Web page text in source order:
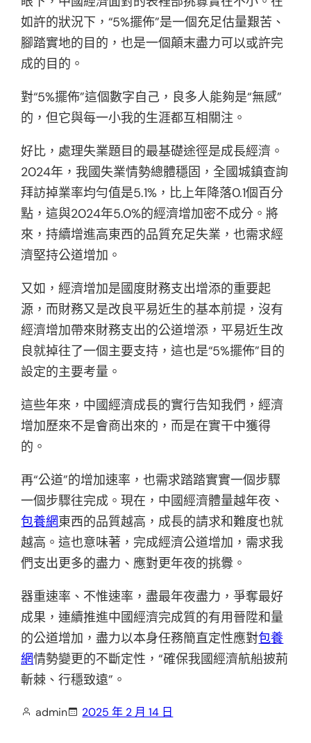
如許的狀況下，“5%擺佈”是一個充足估量艱苦、
腳踏實地的目的，也是一個顛末盡力可以或許完
成的目的。
對“5%擺佈”這個數字自己，良多人能夠是“無感”
的，但它與每一小我的生涯都互相關注。
好比，處理失業題目的最基礎途徑是成長經濟。
2024年，我國失業情勢總體穩固，全國城鎮查詢
拜訪掉業率均勻值是5.1%，比上年降落0.1個百分
點，這與2024年5.0%的經濟增加密不成分。將
來，持續增進高東西的品質充足失業，也需求經
濟堅持公道增加。
又如，經濟增加是國度財務支出增添的重要起
源，而財務又是改良平易近生的基本前提，沒有
經濟增加帶來財務支出的公道增添，平易近生改
良就掉往了一個主要支持，這也是“5%擺佈”目的
設定的主要考量。
這些年來，中國經濟成長的實行告知我們，經濟
增加歷來不是會商出來的，而是在實干中獲得
的。
再“公道”的增加速率，也需求踏踏實實一個步驟
一個步驟往完成。現在，中國經濟體量越年夜、
包養網東西的品質越高，成長的請求和難度也就
越高。這也意味著，完成經濟公道增加，需求我
們支出更多的盡力、應對更年夜的挑釁。
器重速率、不惟速率，盡最年夜盡力，爭奪最好
成果，連續推進中國經濟完成質的有用晉陞和量
的公道增加，盡力以本身任務簡直定性應對包養
網情勢變更的不斷定性，“確保我國經濟航船披荊
斬棘、行穩致遠”。
admin 2025 年 2 月 14 日